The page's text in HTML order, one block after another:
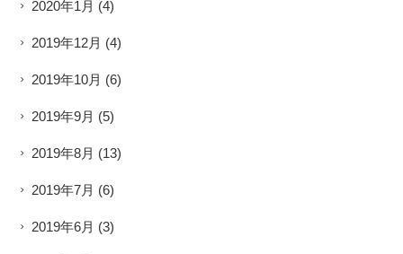
2020年1月 (4)
2019年12月 (4)
2019年10月 (6)
2019年9月 (5)
2019年8月 (13)
2019年7月 (6)
2019年6月 (3)